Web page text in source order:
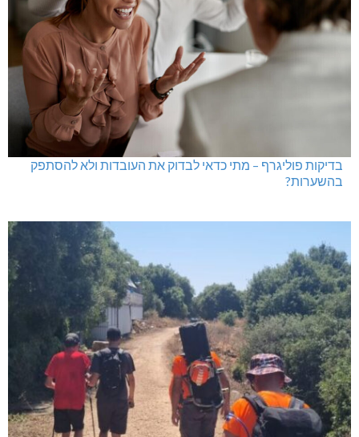
בדיקות פוליגרף – מתי כדאי לבדוק את העובדות ולא להסתפק
בהשערות?